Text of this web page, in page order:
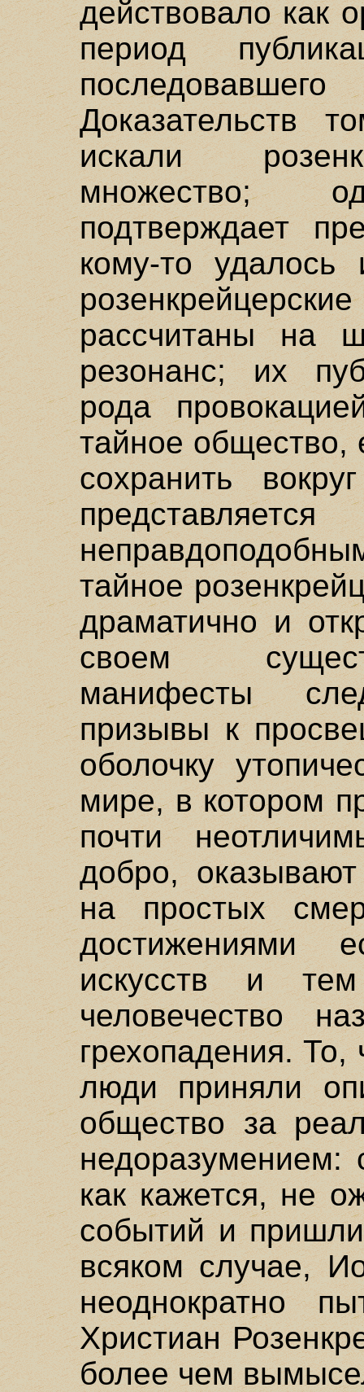
действовало как
период
Доказательств
искали
множество;
подтверждает
кому-то
рассчитаны на
резонанс; их
рода
тайное общество,
сохранить
тайное
драматично и
своем
манифесты
призывы к
оболочку
мире, в котором
почти
добро,
на простых
достижениями
искусств и
человечество
грехопадения.
люди приняли
общество за
недоразумением:
как кажется, не
событий и
всяком случае,
неоднократно
Христиан
более чем